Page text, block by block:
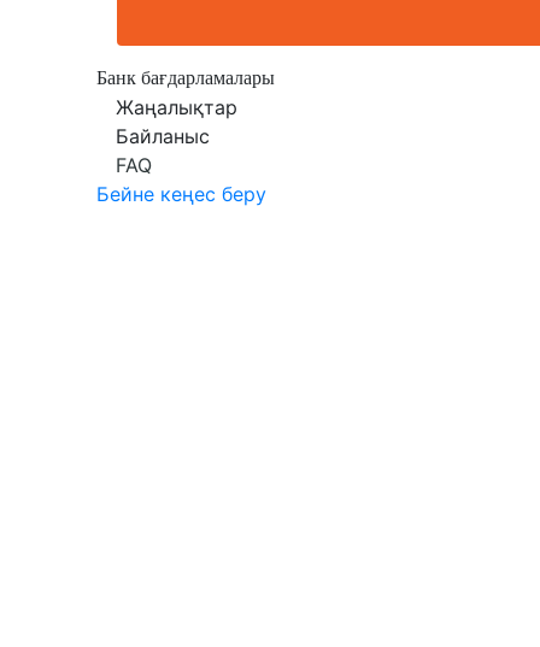
Банк бағдарламалары
Жаңалықтар
Байланыс
FAQ
Бейне кеңес беру